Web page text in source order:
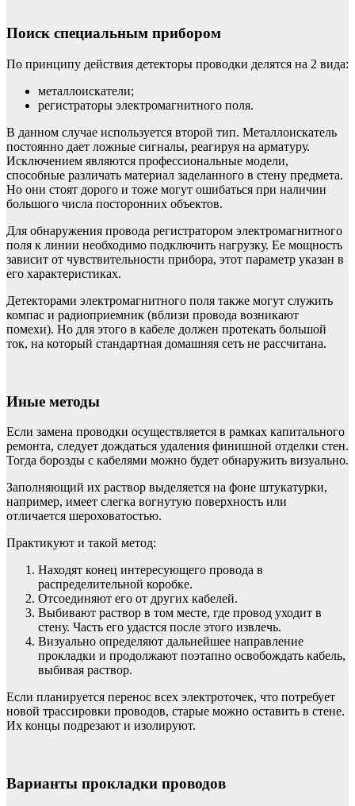
Поиск специальным прибором
По принципу действия детекторы проводки делятся на 2 вида:
металлоискатели;
регистраторы электромагнитного поля.
В данном случае используется второй тип. Металлоискатель
постоянно дает ложные сигналы, реагируя на арматуру.
Исключением являются профессиональные модели,
способные различать материал заделанного в стену предмета.
Но они стоят дорого и тоже могут ошибаться при наличии
большого числа посторонних объектов.
Для обнаружения провода регистратором электромагнитного
поля к линии необходимо подключить нагрузку. Ее мощность
зависит от чувствительности прибора, этот параметр указан в
его характеристиках.
Детекторами электромагнитного поля также могут служить
компас и радиоприемник (вблизи провода возникают
помехи). Но для этого в кабеле должен протекать большой
ток, на который стандартная домашняя сеть не рассчитана.
Иные методы
Если замена проводки осуществляется в рамках капитального
ремонта, следует дождаться удаления финишной отделки стен.
Тогда борозды с кабелями можно будет обнаружить визуально.
Заполняющий их раствор выделяется на фоне штукатурки,
например, имеет слегка вогнутую поверхность или
отличается шероховатостью.
Практикуют и такой метод:
Находят конец интересующего провода в
распределительной коробке.
Отсоединяют его от других кабелей.
Выбивают раствор в том месте, где провод уходит в
стену. Часть его удастся после этого извлечь.
Визуально определяют дальнейшее направление
прокладки и продолжают поэтапно освобождать кабель,
выбивая раствор.
Если планируется перенос всех электроточек, что потребует
новой трассировки проводов, старые можно оставить в стене.
Их концы подрезают и изолируют.
Варианты прокладки проводов